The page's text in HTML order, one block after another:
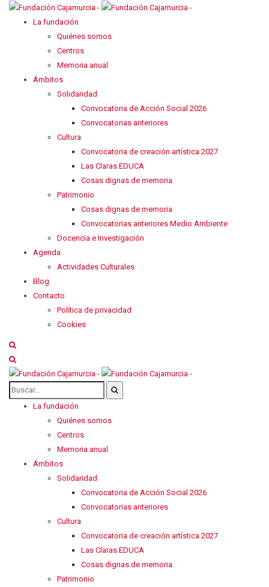
La fundación
Quiénes somos
Centros
Memoria anual
Ámbitos
Solidaridad
Convocatoria de Acción Social 2026
Convocatorias anteriores
Cultura
Convocatoria de creación artística 2027
Las Claras EDUCA
Cosas dignas de memoria
Patrimonio
Cosas dignas de memoria
Convocatorias anteriores Medio Ambiente
Docencia e Investigación
Agenda
Actividades Culturales
Blog
Contacto
Política de privacidad
Cookies
La fundación
Quiénes somos
Centros
Memoria anual
Ámbitos
Solidaridad
Convocatoria de Acción Social 2026
Convocatorias anteriores
Cultura
Convocatoria de creación artística 2027
Las Claras EDUCA
Cosas dignas de memoria
Patrimonio